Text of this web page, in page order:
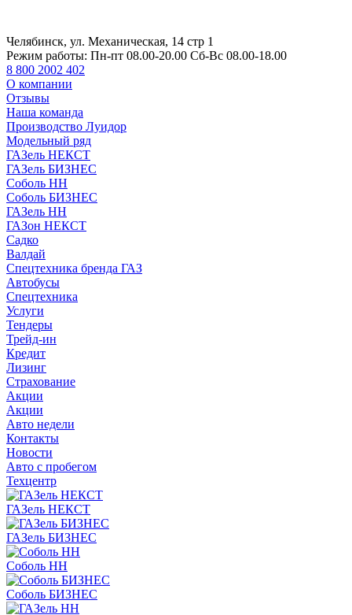
Челябинск, ул. Механическая, 14 стр 1
Режим работы: Пн-пт 08.00-20.00 Сб-Вс 08.00-18.00
8 800 2002 402
О компании
Отзывы
Наша команда
Производство Луидор
Модельный ряд
ГАЗель НЕКСТ
ГАЗель БИЗНЕС
Соболь НН
Соболь БИЗНЕС
ГАЗель НН
ГАЗон НЕКСТ
Садко
Валдай
Спецтехника бренда ГАЗ
Автобусы
Спецтехника
Услуги
Тендеры
Трейд-ин
Кредит
Лизинг
Страхование
Акции
Акции
Авто недели
Контакты
Новости
Авто с пробегом
Техцентр
ГАЗель НЕКСТ
ГАЗель БИЗНЕС
Соболь НН
Соболь БИЗНЕС